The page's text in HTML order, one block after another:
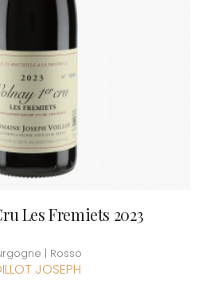
Les Fremiets 2023
| Rosso
JOSEPH